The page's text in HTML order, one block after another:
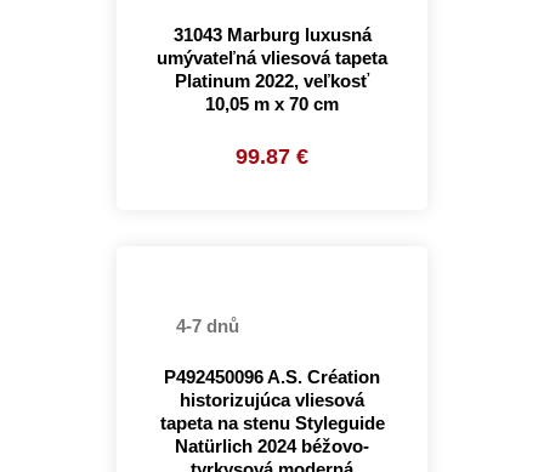
31043 Marburg luxusná
umývateľná vliesová tapeta
Platinum 2022, veľkosť
10,05 m x 70 cm
99.87 €
4-7 dnů
P492450096 A.S. Création
historizujúca vliesová
tapeta na stenu Styleguide
Natürlich 2024 béžovo-